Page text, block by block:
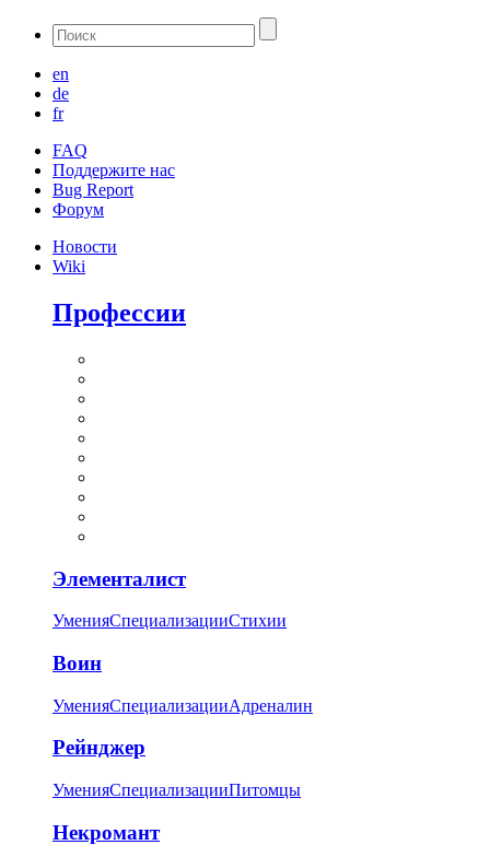
en
de
fr
FAQ
Поддержите нас
Bug Report
Форум
Новости
Wiki
Профессии
Элементалист
УменияСпециализацииСтихии
Воин
УменияСпециализацииАдреналин
Рейнджер
УменияСпециализацииПитомцы
Некромант